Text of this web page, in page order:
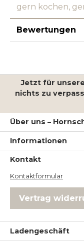
gern kochen,
Bewertungen
Jetzt für
nichts zu
Über uns –
Informationen
Kontakt
Kontaktformular
Vertrag
Ladengeschäft